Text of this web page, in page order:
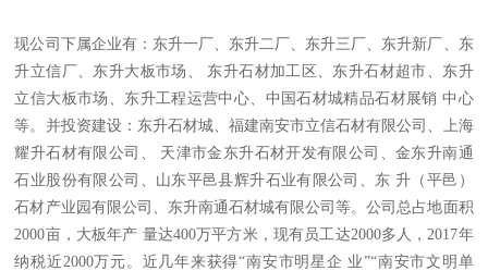
现公司下属企业有：东升一厂、东升二厂、东升三厂、东升新厂、东
升立信厂、东升大板市场、 东升石材加工区、东升石材超市、东升
立信大板市场、东升工程运营中心、中国石材城精品石材展销 中心
等。并投资建设：东升石材城、福建南安市立信石材有限公司、上海
耀升石材有限公司、 天津市金东升石材开发有限公司、金东升南通
石业股份有限公司、山东平邑县辉升石业有限公司、东 升（平邑）
石材产业园有限公司、东升南通石材城有限公司等。公司总占地面积
2000亩，大板年产 量达400万平方米，现有员工达2000多人，2017年
纳税近2000万元。近几年来获得“南安市明星企 业”“南安市文明单